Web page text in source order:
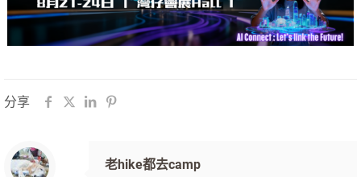
分享
老hike都去camp